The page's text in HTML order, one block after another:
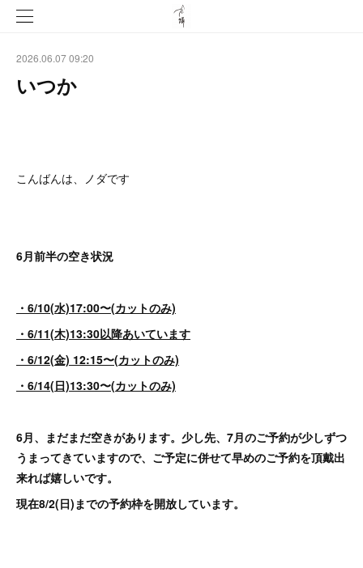
2026.06.07 09:20
いつか
こんばんは、ノダです
6月前半の空き状況
・6/10(水)17:00〜(カットのみ)
・6/11(木)13:30以降あいています
・6/12(金) 12:15〜(カットのみ)
・6/14(日)13:30〜(カットのみ)
6月、まだまだ空きがあります。少し先、7月のご予約が少しずつ
うまってきていますので、ご予定に併せて早めのご予約を頂戴出
来れば嬉しいです。
現在8/2(日)までの予約枠を開放しています。